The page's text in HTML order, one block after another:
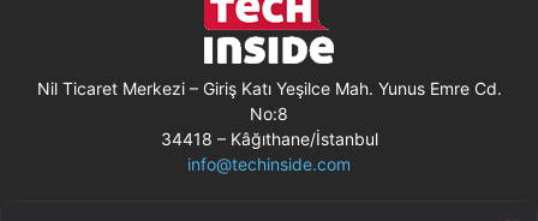
Nil Ticaret Merkezi – Giriş Katı Yeşilce Mah. Yunus Emre Cd.
No:8
34418 – Kâğıthane/İstanbul
info@techinside.com